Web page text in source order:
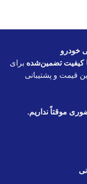
خودرو
کیفیت تضمین‌شده برای
قیمت و پشتیبانی
موقتاً نداریم.